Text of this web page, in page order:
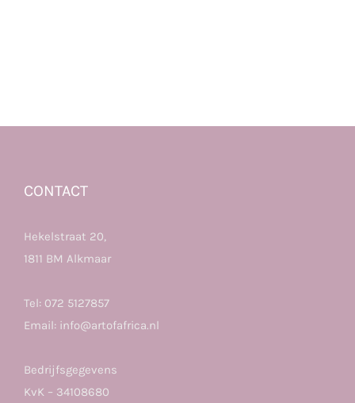
CONTACT
Hekelstraat 20,
1811 BM Alkmaar
Tel: 072 5127857
Email: info@artofafrica.nl
Bedrijfsgegevens
KvK – 34108680